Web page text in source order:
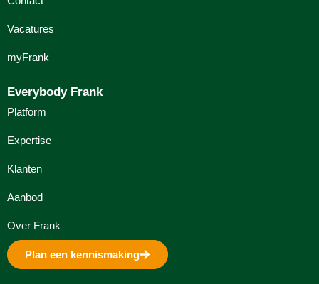
Vacatures
myFrank
Everybody Frank
Platform
Expertise
Klanten
Aanbod
Over Frank
Plan een kennismaking